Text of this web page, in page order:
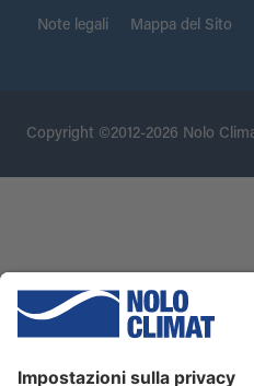
Note legali Mappa del Sito
Copyright ©2012-2026 Nolo